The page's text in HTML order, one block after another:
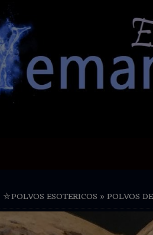
⛤POLVOS ESOTERICOS »POLVOS